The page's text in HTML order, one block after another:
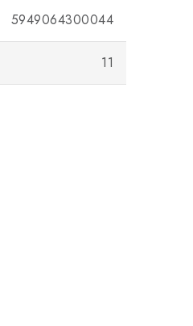
5949064300044
11